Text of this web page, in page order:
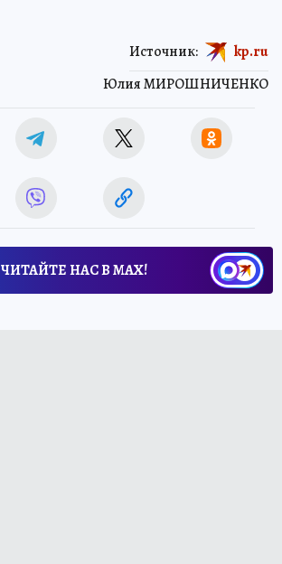
Юлия МИРОШНИЧЕНКО
Источник: kp.ru
ЧИТАЙТЕ НАС В МАХ!